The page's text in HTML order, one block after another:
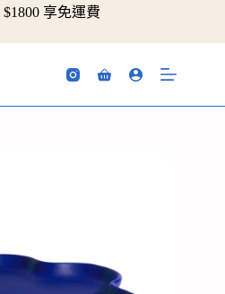
享免運費
購
物